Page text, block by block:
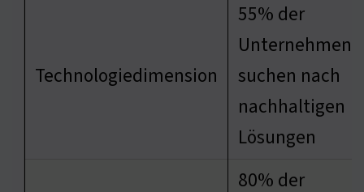
Technologiedimension
55% der
Unternehmen
suchen nach
nachhaltigen
Lösungen
80% der